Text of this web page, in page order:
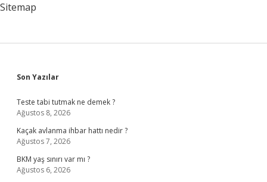
Sitemap
Sidebar
Son Yazılar
Teste tabi tutmak ne demek ?
Ağustos 8, 2026
Kaçak avlanma ihbar hattı nedir ?
Ağustos 7, 2026
BKM yaş sınırı var mı ?
Ağustos 6, 2026